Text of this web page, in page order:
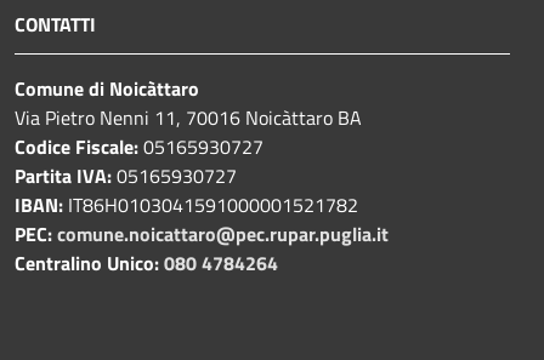
CONTATTI
Comune di Noicàttaro
Via Pietro Nenni 11, 70016 Noicàttaro BA
Codice Fiscale:05165930727
Partita IVA:05165930727
IBAN: IT86H0103041591000001521782
PEC:comune.noicattaro@pec.rupar.puglia.it
Centralino Unico:080 4784264